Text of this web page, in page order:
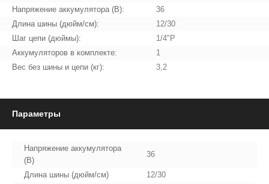
Напряжение аккумулятора (В):
36
Длина шины (дюйм/см):
12/30
Шаг цепи (дюймы):
1/4"P
Аккумуляторов в комплекте:
1
Вес без шины и цепи (кг):
3,2
Параметры
Напряжение аккумулятора
(В)
36
Длина шины (дюйм/см)
12/30